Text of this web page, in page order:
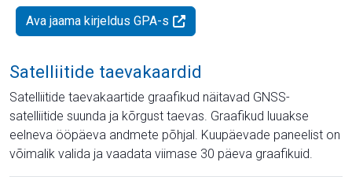
Ava jaama kirjeldus GPA-s
Satelliitide taevakaardid
Satelliitide taevakaartide graafikud näitavad GNSS-
satelliitide suunda ja kõrgust taevas. Graafikud luuakse
eelneva ööpäeva andmete põhjal. Kuupäevade paneelist on
võimalik valida ja vaadata viimase 30 päeva graafikuid.